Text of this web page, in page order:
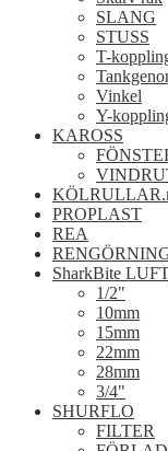
SLANG
STUSS
T-
Vinkel
Y-
KAROSS
PROPLAST
REA
SharkBite
1/2"
10mm
15mm
22mm
28mm
3/4"
SHURFLO
FILTER